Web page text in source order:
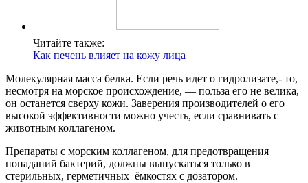
Читайте также:
Как печень влияет на кожу лица
Молекулярная масса белка. Если речь идет о гидролизате,- то,
несмотря на морское происхождение, — польза его не велика,
он останется сверху кожи. Заверения производителей о его
высокой эффективности можно учесть, если сравнивать с
животным коллагеном.
Препараты с морским коллагеном, для предотвращения
попаданий бактерий, должны выпускаться только в
стерильных, герметичных ёмкостях с дозатором.